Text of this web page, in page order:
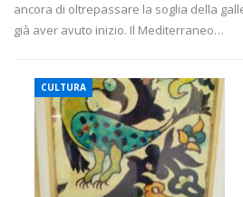
ancora di oltrepassare la soglia della
già aver avuto inizio. Il Mediterraneo…
CULTURA